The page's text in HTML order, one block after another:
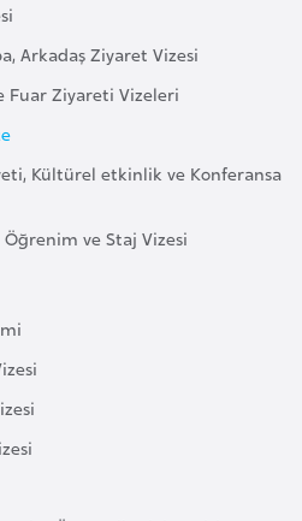
Arkadaş Ziyaret Vizesi
Fuar Ziyareti Vizeleri
Kültürel etkinlik ve Konferansa
Öğrenim ve Staj Vizesi